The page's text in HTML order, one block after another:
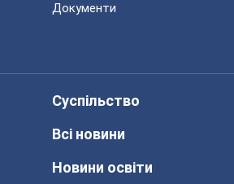
Документи
Суспільство
Всі новини
Новини освіти